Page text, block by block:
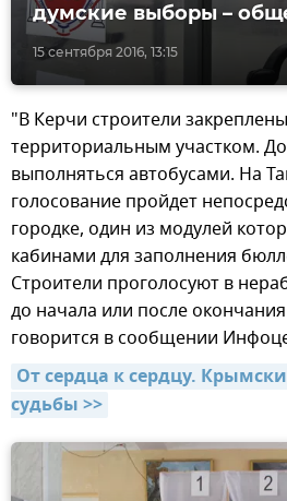
15 сентября 2016, 13:15
думские выборы –
"В Керчи строители
территориальным участком.
выполняться автобусами. На
голосование пройдет
городке, один из модулей
кабинами для заполнения
Строители проголосуют в
до начала или после
говорится в сообщении
От сердца к сердцу.
судьбы >>